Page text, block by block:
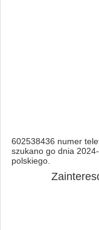
602538436 numer
szukano go dnia
polskiego.